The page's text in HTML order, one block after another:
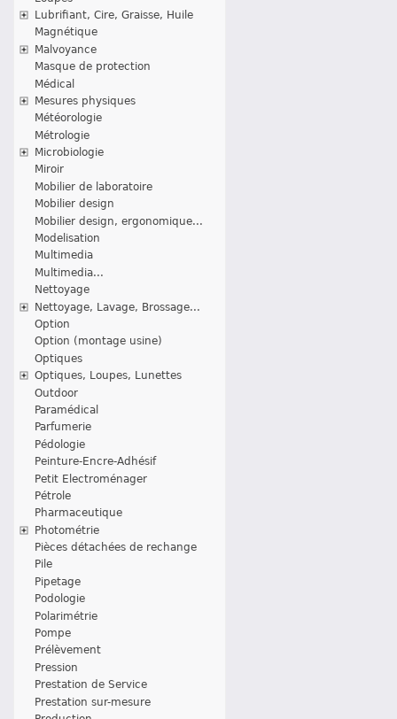
Lubrifiant, Cire, Graisse, Huile
Magnétique
Malvoyance
Masque de protection
Médical
Mesures physiques
Météorologie
Métrologie
Microbiologie
Miroir
Mobilier de laboratoire
Mobilier design
Mobilier design, ergonomique...
Modelisation
Multimedia
Multimedia...
Nettoyage
Nettoyage, Lavage, Brossage...
Option
Option (montage usine)
Optiques
Optiques, Loupes, Lunettes
Outdoor
Paramédical
Parfumerie
Pédologie
Peinture-Encre-Adhésif
Petit Electroménager
Pétrole
Pharmaceutique
Photométrie
Pièces détachées de rechange
Pile
Pipetage
Podologie
Polarimétrie
Pompe
Prélèvement
Pression
Prestation de Service
Prestation sur-mesure